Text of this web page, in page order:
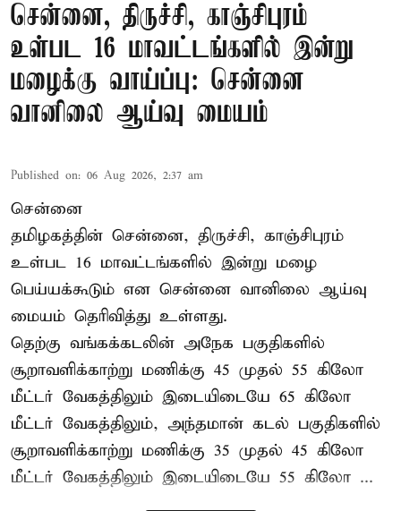
சென்னை, திருச்சி, காஞ்சிபுரம்
உள்பட 16 மாவட்டங்களில் இன்று
மழைக்கு வாய்ப்பு: சென்னை
வானிலை ஆய்வு மையம்
Published on: 06 Aug 2026, 2:37 am
சென்னை
தமிழகத்தின் சென்னை, திருச்சி, காஞ்சிபுரம்
உள்பட 16 மாவட்டங்களில் இன்று மழை
பெய்யக்கூடும் என சென்னை வானிலை ஆய்வு
மையம் தெரிவித்து உள்ளது.
தெற்கு வங்கக்கடலின் அநேக பகுதிகளில்
சூறாவளிக்காற்று மணிக்கு 45 முதல் 55 கிலோ
மீட்டர் வேகத்திலும் இடையிடையே 65 கிலோ
மீட்டர் வேகத்திலும், அந்தமான் கடல் பகுதிகளில்
சூறாவளிக்காற்று மணிக்கு 35 முதல் 45 கிலோ
மீட்டர் வேகத்திலும் இடையிடையே 55 கிலோ ...